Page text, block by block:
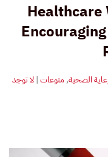
Healthcare
الصحية,منوعات|لا توجد